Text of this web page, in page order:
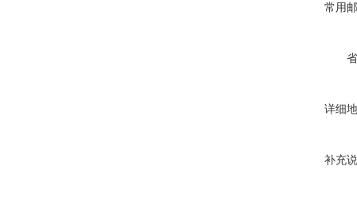
常用
详细
补充